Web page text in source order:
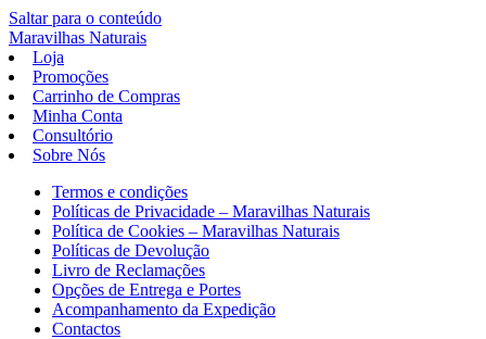
Saltar para o conteúdo
Maravilhas Naturais
Loja
Promoções
Carrinho de Compras
Minha Conta
Consultório
Sobre Nós
Termos e condições
Políticas de Privacidade – Maravilhas Naturais
Política de Cookies – Maravilhas Naturais
Políticas de Devolução
Livro de Reclamações
Opções de Entrega e Portes
Acompanhamento da Expedição
Contactos